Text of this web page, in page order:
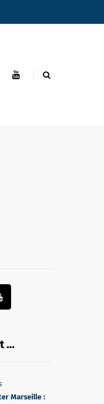
…
Marseille :